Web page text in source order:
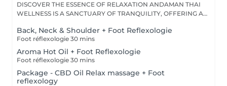
DISCOVER THE ESSENCE OF RELAXATION ANDAMAN THAI
WELLNESS IS A SANCTUARY OF TRANQUILITY, OFFERING A
Back, Neck & Shoulder + Foot Reflexologie
Foot réflexologie 30 mins
Aroma Hot Oil + Foot Reflexologie
Foot réflexologie 30 mins
Package - CBD Oil Relax massage + Foot
reflexology